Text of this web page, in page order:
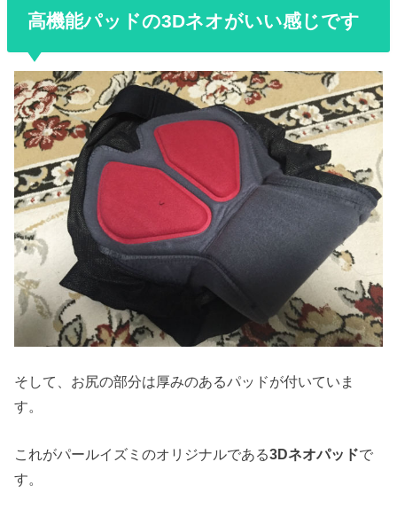
高機能パッドの3Dネオがいい感じです
そして、お尻の部分は厚みのあるパッドが付いていま
す。
これがパールイズミのオリジナルである3Dネオパッドで
す。